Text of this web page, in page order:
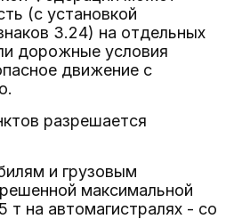
(с установкой
3.24) на отдельных
дорожные условия
движение с
разрешается
и грузовым
максимальной
т на автомагистралях - со